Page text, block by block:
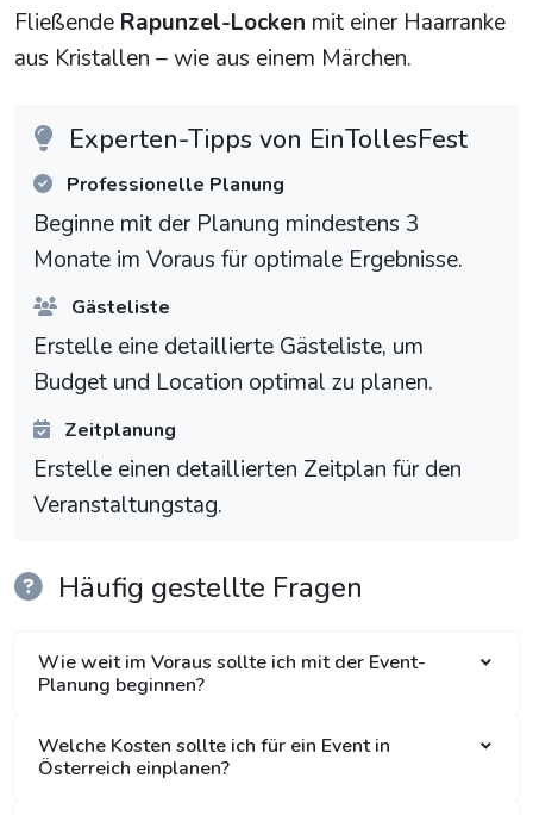
Fließende Rapunzel-Locken mit einer Haarranke
aus Kristallen – wie aus einem Märchen.
Experten-Tipps von EinTollesFest
Professionelle Planung
Beginne mit der Planung mindestens 3
Monate im Voraus für optimale Ergebnisse.
Gästeliste
Erstelle eine detaillierte Gästeliste, um
Budget und Location optimal zu planen.
Zeitplanung
Erstelle einen detaillierten Zeitplan für den
Veranstaltungstag.
Häufig gestellte Fragen
Wie weit im Voraus sollte ich mit der Event-
Planung beginnen?
Welche Kosten sollte ich für ein Event in
Österreich einplanen?